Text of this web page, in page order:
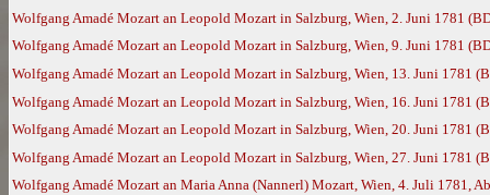
Wolfgang Amadé Mozart an Leopold Mozart in Salzburg, Wien, 2. Juni 1781
Wolfgang Amadé Mozart an Leopold Mozart in Salzburg, Wien, 9. Juni 1781
Wolfgang Amadé Mozart an Leopold Mozart in Salzburg, Wien, 13. Juni 1781
Wolfgang Amadé Mozart an Leopold Mozart in Salzburg, Wien, 16. Juni 1781
Wolfgang Amadé Mozart an Leopold Mozart in Salzburg, Wien, 20. Juni 1781
Wolfgang Amadé Mozart an Leopold Mozart in Salzburg, Wien, 27. Juni 1781
Wolfgang Amadé Mozart an Maria Anna (Nannerl) Mozart, Wien, 4. Juli 1781,